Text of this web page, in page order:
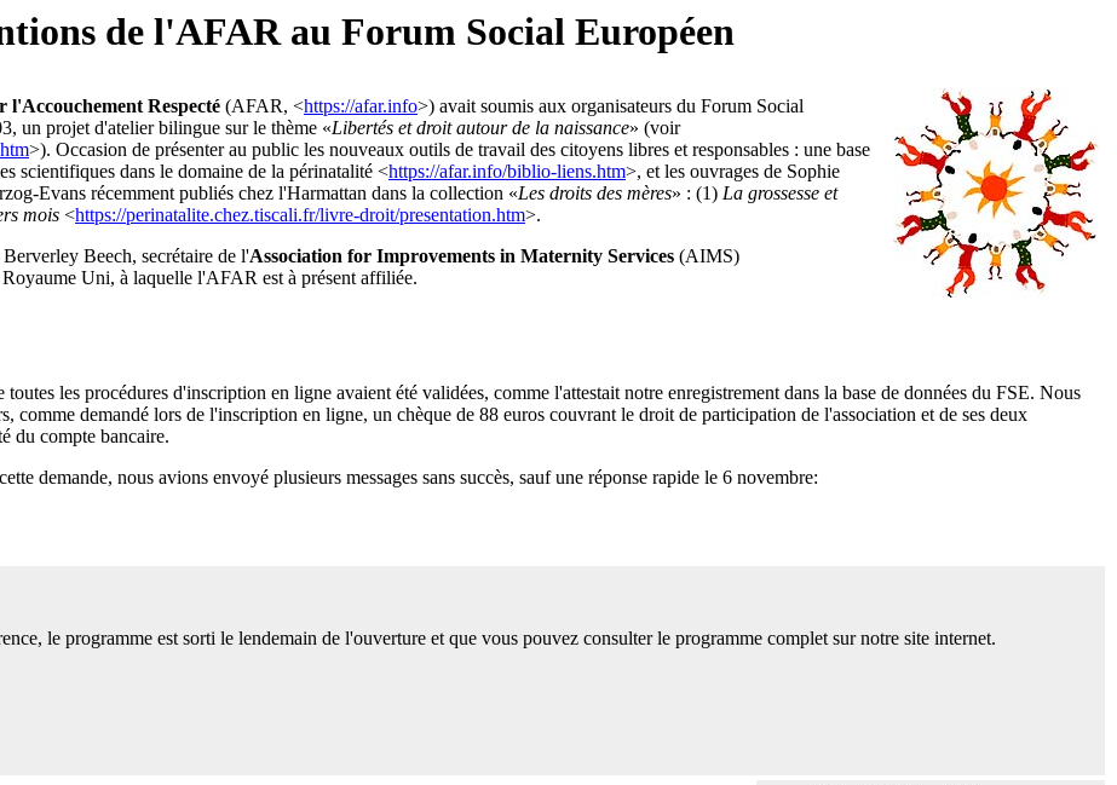
de l'AFAR au Forum Social Européen
Respecté (AFAR, <https://afar.info>) avait soumis aux organisateurs du Forum Social
un projet d'atelier bilingue sur le thème «Libertés et droit autour de la naissance» (voir
>). Occasion de présenter au public les nouveaux outils de travail des citoyens libres et responsables : une base
scientifiques dans le domaine de la périnatalité <https://afar.info/biblio-liens.htm>, et les ouvrages de Sophie
Evans récemment publiés chez l'Harmattan dans la collection «Les droits des mères» : (1) La grossesse et
mois <https://perinatalite.chez.tiscali.fr/livre-droit/presentation.htm>.
Beech, secrétaire de l'Association for Improvements in Maternity Services (AIMS)
Uni, à laquelle l'AFAR est à présent affiliée.
les procédures d'inscription en ligne avaient été validées, comme l'attestait notre enregistrement dans la base de données du FSE. Nous
comme demandé lors de l'inscription en ligne, un chèque de 88 euros couvrant le droit de participation de l'association et de ses deux
du compte bancaire.
demande, nous avions envoyé plusieurs messages sans succès, sauf une réponse rapide le 6 novembre:
le programme est sorti le lendemain de l'ouverture et que vous pouvez consulter le programme complet sur notre site internet.